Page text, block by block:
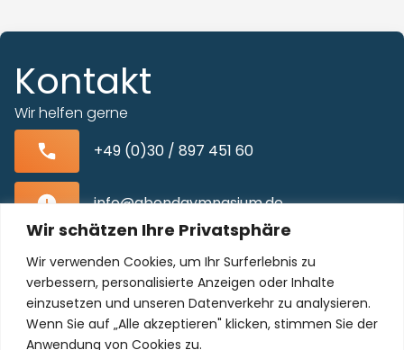
Wir schätzen Ihre Privatsphäre
Wir verwenden Cookies, um Ihr Surferlebnis zu
verbessern, personalisierte Anzeigen oder Inhalte
einzusetzen und unseren Datenverkehr zu analysieren.
Wenn Sie auf „Alle akzeptieren" klicken, stimmen Sie der
Anwendung von Cookies zu.
Kontakt
Wir helfen gerne
+49 (0)30 / 897 451 60
info@abendgymnasium.de
Blissestraße 22, 10713 Berlin-Wilmersdorf
Unser Kollegium freut sich auf Sie!